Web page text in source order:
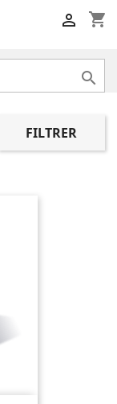
shopping_cart


FILTRER